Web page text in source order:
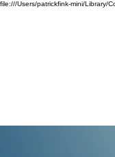
file:///Users/patrickfink-mini/Library/